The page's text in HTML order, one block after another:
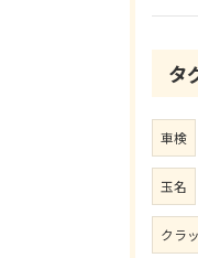
タ
車検
玉名
クラ